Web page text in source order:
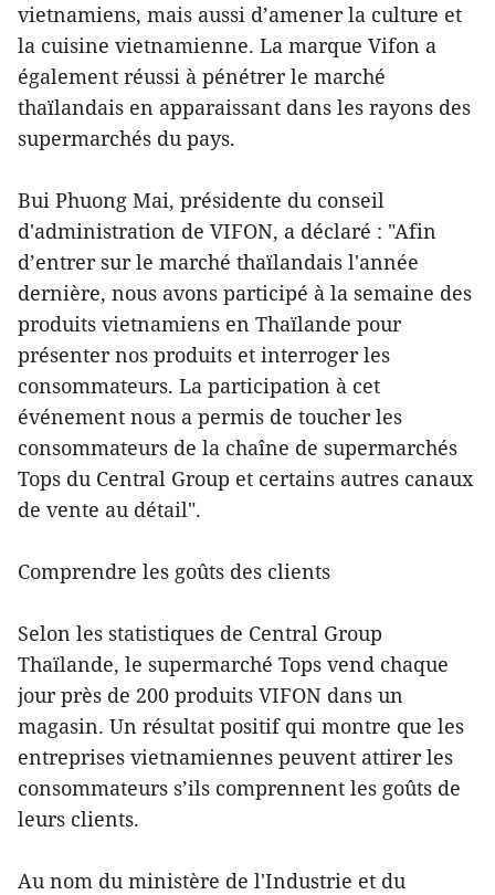
vietnamiens, mais aussi d’amener la culture et
la cuisine vietnamienne. La marque Vifon a
également réussi à pénétrer le marché
thaïlandais en apparaissant dans les rayons des
supermarchés du pays.
Bui Phuong Mai, présidente du conseil
d'administration de VIFON, a déclaré : "Afin
d’entrer sur le marché thaïlandais l'année
dernière, nous avons participé à la semaine des
produits vietnamiens en Thaïlande pour
présenter nos produits et interroger les
consommateurs. La participation à cet
événement nous a permis de toucher les
consommateurs de la chaîne de supermarchés
Tops du Central Group et certains autres canaux
de vente au détail".
Comprendre les goûts des clients
Selon les statistiques de Central Group
Thaïlande, le supermarché Tops vend chaque
jour près de 200 produits VIFON dans un
magasin. Un résultat positif qui montre que les
entreprises vietnamiennes peuvent attirer les
consommateurs s’ils comprennent les goûts de
leurs clients.
Au nom du ministère de l'Industrie et du